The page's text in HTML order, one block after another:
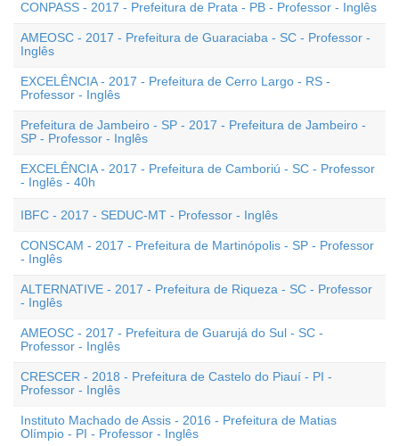
CONPASS - 2017 - Prefeitura de Prata - PB - Professor - Inglês
AMEOSC - 2017 - Prefeitura de Guaraciaba - SC - Professor -
Inglês
EXCELÊNCIA - 2017 - Prefeitura de Cerro Largo - RS -
Professor - Inglês
Prefeitura de Jambeiro - SP - 2017 - Prefeitura de Jambeiro -
SP - Professor - Inglês
EXCELÊNCIA - 2017 - Prefeitura de Camboriú - SC - Professor
- Inglês - 40h
IBFC - 2017 - SEDUC-MT - Professor - Inglês
CONSCAM - 2017 - Prefeitura de Martinópolis - SP - Professor
- Inglês
ALTERNATIVE - 2017 - Prefeitura de Riqueza - SC - Professor
- Inglês
AMEOSC - 2017 - Prefeitura de Guarujá do Sul - SC -
Professor - Inglês
CRESCER - 2018 - Prefeitura de Castelo do Piauí - PI -
Professor - Inglês
Instituto Machado de Assis - 2016 - Prefeitura de Matias
Olímpio - PI - Professor - Inglês